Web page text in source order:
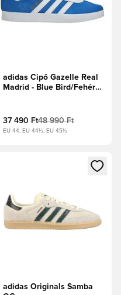
adidas Cipő Gazelle Real
Madrid - Blue Bird/Fehér
37 490 Ft48 990 Ft
EU 44, EU 44½, EU 45½
vagy a tagként
Megnyit egy modált a
adidas Originals Samba